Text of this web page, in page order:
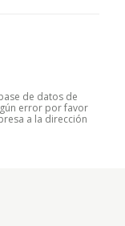
de datos de
error por favor
a la dirección